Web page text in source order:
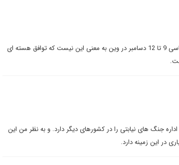
دیپلمات های غربی می گویند بی نتیجه ماندن نشست کارشناسی 9 تا 12 دسامبر در وین به معنی این نیست که توافق هسته ای
جنگ های نیابتی را در کشورهای دیگر دارد. و به نظر من این
در این زمینه دارد.